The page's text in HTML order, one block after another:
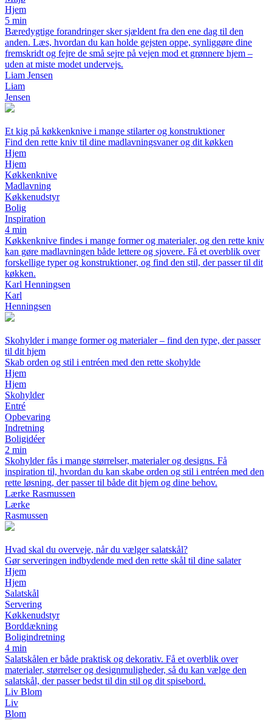
Hjem
5 min
Bæredygtige forandringer sker sjældent fra den ene dag til den
anden. Læs, hvordan du kan holde gejsten oppe, synliggøre dine
fremskridt og fejre de små sejre på vejen mod et grønnere hjem –
uden at miste modet undervejs.
Liam Jensen
Liam
Jensen
Et kig på køkkenknive i mange stilarter og konstruktioner
Find den rette kniv til dine madlavningsvaner og dit køkken
Hjem
Hjem
Køkkenknive
Madlavning
Køkkenudstyr
Bolig
Inspiration
4 min
Køkkenknive findes i mange former og materialer, og den rette kniv
kan gøre madlavningen både lettere og sjovere. Få et overblik over
forskellige typer og konstruktioner, og find den stil, der passer til dit
køkken.
Karl Henningsen
Karl
Henningsen
Skohylder i mange former og materialer – find den type, der passer
til dit hjem
Skab orden og stil i entréen med den rette skohylde
Hjem
Hjem
Skohylder
Entré
Opbevaring
Indretning
Boligidéer
2 min
Skohylder fås i mange størrelser, materialer og designs. Få
inspiration til, hvordan du kan skabe orden og stil i entréen med den
rette løsning, der passer til både dit hjem og dine behov.
Lærke Rasmussen
Lærke
Rasmussen
Hvad skal du overveje, når du vælger salatskål?
Gør serveringen indbydende med den rette skål til dine salater
Hjem
Hjem
Salatskål
Servering
Køkkenudstyr
Borddækning
Boligindretning
4 min
Salatskålen er både praktisk og dekorativ. Få et overblik over
materialer, størrelser og designmuligheder, så du kan vælge den
salatskål, der passer bedst til din stil og dit spisebord.
Liv Blom
Liv
Blom